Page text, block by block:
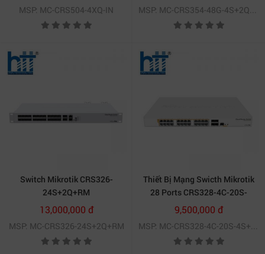
MSP: MC-CRS504-4XQ-IN MSP: MC-CRS354-48G-4S+2Q+RM
Switch Mikrotik CRS326-
24S+2Q+RM
13,000,000 đ
MSP: MC-CRS326-24S+2Q+RM
Thiết Bị Mạng Swicth Mikrotik
28 Ports CRS328-4C-20S-
4S+RM
9,500,000 đ
MSP: MC-CRS328-4C-20S-4S+RM